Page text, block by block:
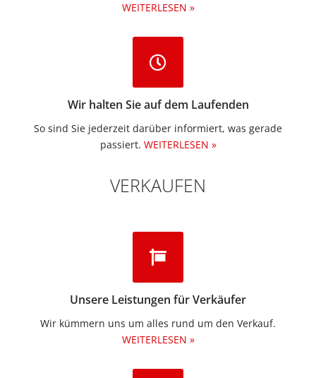
WEITERLESEN »
Wir halten Sie auf dem Laufenden
So sind Sie jederzeit darüber informiert, was gerade
passiert. WEITERLESEN »
VERKAUFEN
Unsere Leistungen für Verkäufer
Wir kümmern uns um alles rund um den Verkauf.
WEITERLESEN »